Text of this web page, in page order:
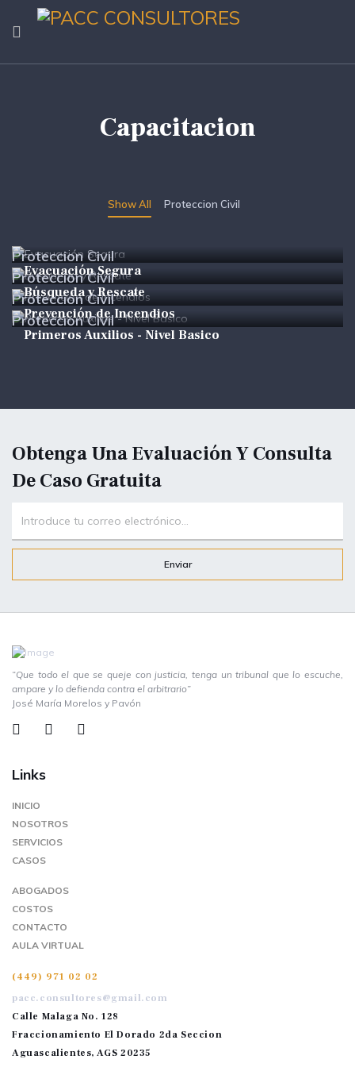
Capacitacion
Show All Proteccion Civil
Proteccion Civil
Evacuación Segura
Proteccion Civil
Búsqueda y Rescate
Proteccion Civil
Prevención de Incendios
Proteccion Civil
Primeros Auxilios - Nivel Basico
Obtenga Una Evaluación Y Consulta
De Caso Gratuita
Enviar
“Que todo el que se queje con justicia, tenga un tribunal que lo escuche,
ampare y lo defienda contra el arbitrario”
José María Morelos y Pavón
Links
INICIO
NOSOTROS
SERVICIOS
CASOS
ABOGADOS
COSTOS
CONTACTO
AULA VIRTUAL
(449) 971 02 02
pacc.consultores@gmail.com
Calle Malaga No. 128
Fraccionamiento El Dorado 2da Seccion
Aguascalientes, AGS 20235